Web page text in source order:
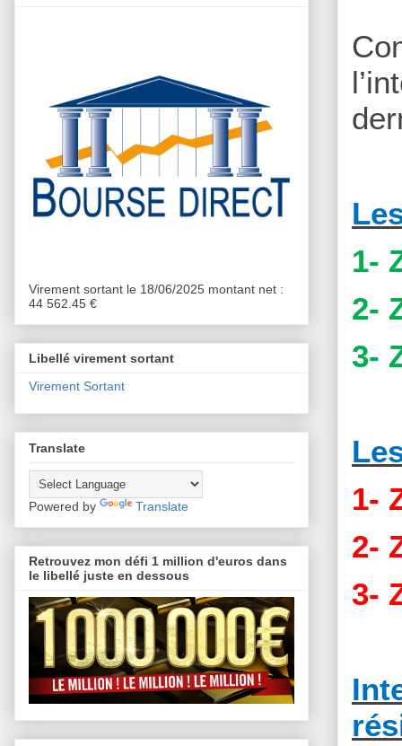
1-
2-
3-
1-
2-
3-
Virement sortant le 18/06/2025 montant net :
44 562.45 €
Libellé virement sortant
Virement Sortant
Translate
Powered by Translate
Retrouvez mon défi 1 million d'euros dans
le libellé juste en dessous